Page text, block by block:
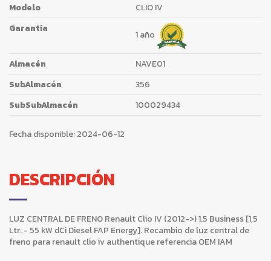
Modelo
CLIO IV
Garantia
1 año
Almacén
NAVE01
SubAlmacén
356
SubSubAlmacén
100029434
Fecha disponible:2024-06-12
DESCRIPCIÓN
LUZ CENTRAL DE FRENO Renault Clio IV (2012->) 1.5 Business [1,5
Ltr. - 55 kW dCi Diesel FAP Energy]. Recambio de luz central de
freno para renault clio iv authentique referencia OEM IAM